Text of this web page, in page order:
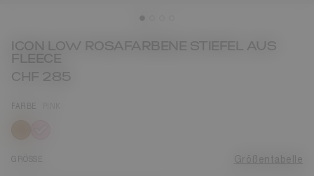
ICON LOW ROSAFARBENE STIEFEL AUS
FLEECE
CHF 285
FARBE
GRÖSSE Größentabelle